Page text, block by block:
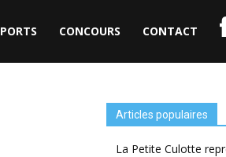
CONCOURS CONTACT
Articles populaires
La Petite Culotte